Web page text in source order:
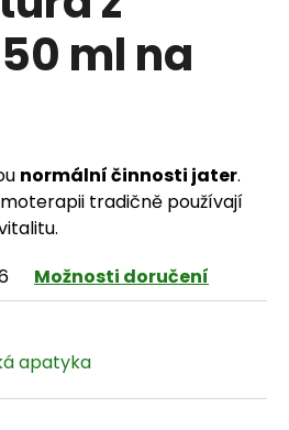
ml na
normální činnosti jater.
tradičně používají
Možnosti doručení
apatyka